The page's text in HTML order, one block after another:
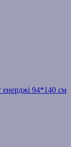
94*140 см